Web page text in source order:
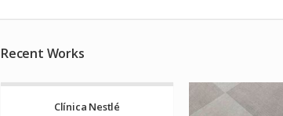
Recent Works
Clínica Nestlé